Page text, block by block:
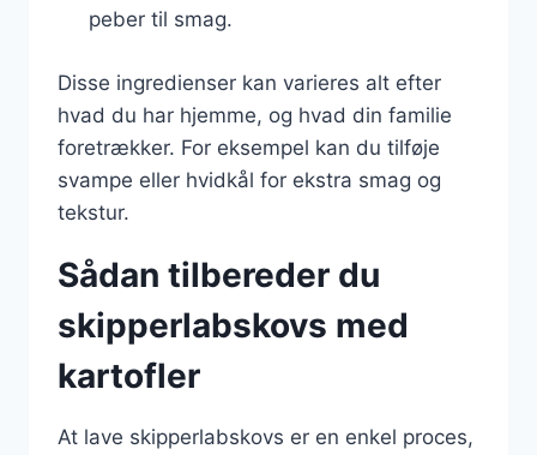
peber til smag.
Disse ingredienser kan varieres alt efter
hvad du har hjemme, og hvad din familie
foretrækker. For eksempel kan du tilføje
svampe eller hvidkål for ekstra smag og
tekstur.
Sådan tilbereder du
skipperlabskovs med
kartofler
At lave skipperlabskovs er en enkel proces,